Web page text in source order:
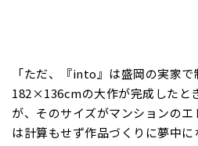
「ただ、『into』は盛岡の実家で
182×136cmの大作が完成したと
が、そのサイズがマンションの
は計算もせず作品づくりに夢中